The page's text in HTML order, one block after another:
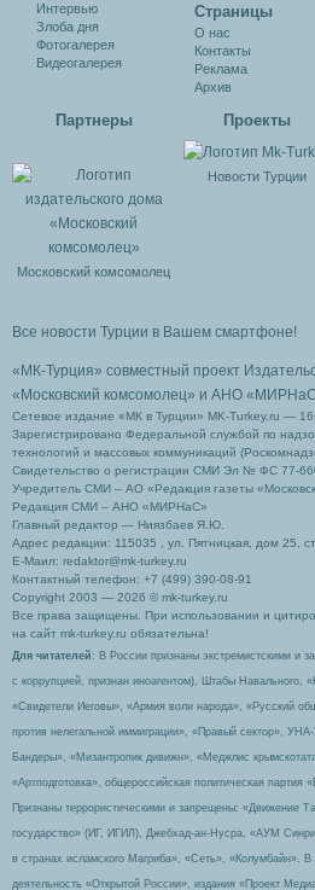
Интервью
Злоба дня
Фотогалерея
Видеогалерея
Cтраницы
О нас
Контакты
Реклама
Архив
Партнеры
Московский комсомолец
Проекты
Новости Турции
Все новости Турции в Вашем смартфоне!
«МК-Турция» совместный проект
«Московский комсомолец» и АНО «МИРНаС
Сетевое издание «МК в Турции» MK-Turkey.ru —
Зарегистрировано Федеральной службой по
технологий и массовых коммуникаций
Свидетельство о регистрации СМИ Эл № ФС 77-
Учредитель СМИ – АО «Редакция газеты
Редакция СМИ – АНО «МИРНаС»
Главный редактор — Ниязбаев Я.Ю.
Адрес редакции: 115035 , ул. Пятницкая, дом 25,
Е-Маил: redaktor@mk-turkey.ru
Контактный телефон: +7 (499) 390-08-91
Copyright 2003 — 2026 © mk-turkey.ru
Все права защищены. При использовании и
на сайт mk-turkey.ru обязательна!
Для читателей : В России признаны экстремистскими и
с коррупцией, признан иноагентом), Штабы Навального,
«Свидетели Иеговы», «Армия воли народа», «Русский
против нелегальной иммиграции», «Правый сектор»,
Бандеры», «Мизантропик дивижн», «Меджлис
«Артподготовка», общероссийская политическая
Признаны террористическими и запрещены: «Движение
государство» (ИГ, ИГИЛ), Джебхад-ан-Нусра, «АУМ
в странах исламского Магриба», «Сеть», «Колумбайн».
деятельность «Открытой России», издания «Проект